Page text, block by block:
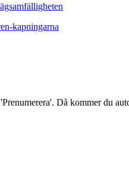
kapningarna
Då kommer du